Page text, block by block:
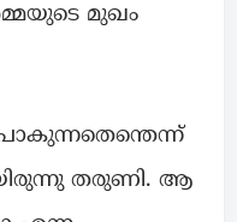
മുഖം
തരുണി. ആ